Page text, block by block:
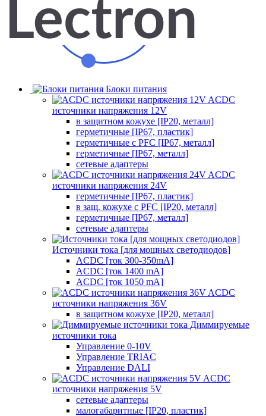
Блоки питания
ACDC
источники напряжения 12V
в защитном кожухе [IP20, металл]
герметичные [IP67, пластик]
герметичные с PFC [IP67, металл]
герметичные [IP67, металл]
сетевые адаптеры
ACDC
источники напряжения 24V
герметичные [IP67, пластик]
в защ. кожухе с PFC [IP20, металл]
герметичные [IP67, металл]
сетевые адаптеры
Источники тока [для мощных светодиодов]
ACDC [ток 300-350mA]
ACDC [ток 1400 mA]
ACDC [ток 1050 mA]
ACDC
источники напряжения 36V
в защитном кожухе [IP20, металл]
Диммируемые
источники тока
Управление 0-10V
Управление TRIAC
Управление DALI
ACDC
источники напряжения 5V
сетевые адаптеры
малогабаритные [IP20, пластик]